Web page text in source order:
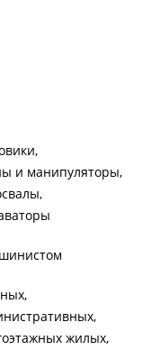
и манипуляторы
жилых